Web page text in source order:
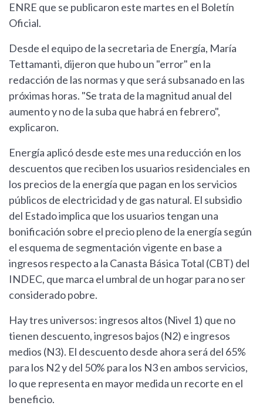
ENRE que se publicaron este martes en el Boletín
Oficial.
Desde el equipo de la secretaria de Energía, María
Tettamanti, dijeron que hubo un "error" en la
redacción de las normas y que será subsanado en las
próximas horas. "Se trata de la magnitud anual del
aumento y no de la suba que habrá en febrero",
explicaron.
Energía aplicó desde este mes una reducción en los
descuentos que reciben los usuarios residenciales en
los precios de la energía que pagan en los servicios
públicos de electricidad y de gas natural. El subsidio
del Estado implica que los usuarios tengan una
bonificación sobre el precio pleno de la energía según
el esquema de segmentación vigente en base a
ingresos respecto a la Canasta Básica Total (CBT) del
INDEC, que marca el umbral de un hogar para no ser
considerado pobre.
Hay tres universos: ingresos altos (Nivel 1) que no
tienen descuento, ingresos bajos (N2) e ingresos
medios (N3). El descuento desde ahora será del 65%
para los N2 y del 50% para los N3 en ambos servicios,
lo que representa en mayor medida un recorte en el
beneficio.